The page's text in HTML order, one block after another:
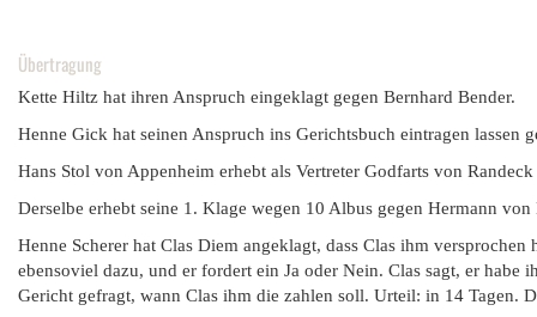
Übertragung
Kette Hiltz hat ihren Anspruch eingeklagt gegen Bernhard Bender.
Henne Gick hat seinen Anspruch ins Gerichtsbuch eintragen lassen
Hans Stol von Appenheim erhebt als Vertreter Godfarts von
Derselbe erhebt seine 1. Klage wegen 10 Albus gegen Hermann
Henne Scherer hat Clas Diem angeklagt, dass Clas ihm
ebensoviel dazu, und er fordert ein Ja oder Nein. Clas sagt, er habe
Gericht gefragt, wann Clas ihm die zahlen soll. Urteil: in 14 Tagen.